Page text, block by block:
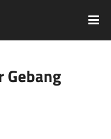
Gebang